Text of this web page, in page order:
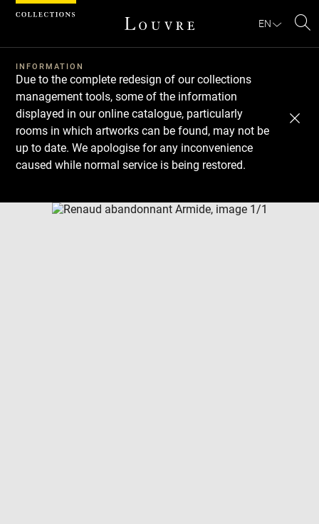
EN
INFORMATION
Due to the complete redesign of our collections
management tools, some of the information
displayed in our online catalogue, particularly
rooms in which artworks can be found, may not be
up to date. We apologise for any inconvenience
caused while normal service is being restored.
Download
Next
Previous
Cookies management panel